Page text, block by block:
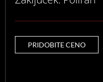
PRIDOBITE CENO